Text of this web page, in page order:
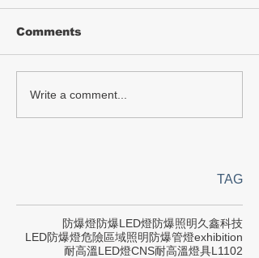
Comments
Write a comment...
TAG
防爆燈防爆LED燈防爆照明久鑫科技
LED防爆燈危險區域照明防爆管燈exhibition
耐高溫LED燈CNS耐高溫燈具L1102